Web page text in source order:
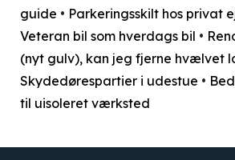
guide • Parkeringsskilt hos privat
Veteran bil som hverdags bil •
(nyt gulv), kan jeg fjerne hvælvet
Skydedørespartier i udestue •
til uisoleret værksted